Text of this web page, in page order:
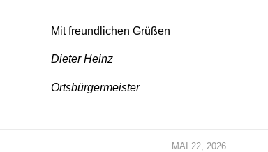
Mit freundlichen Grüßen
Dieter Heinz
Ortsbürgermeister
MAI 22, 2026